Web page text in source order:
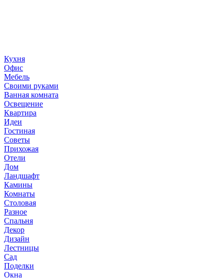
Кухня
Офис
Мебель
Своими руками
Ванная комната
Освещение
Квартира
Идеи
Гостиная
Советы
Прихожая
Отели
Дом
Ландшафт
Камины
Комнаты
Столовая
Разное
Спальня
Декор
Дизайн
Лестницы
Сад
Поделки
Окна